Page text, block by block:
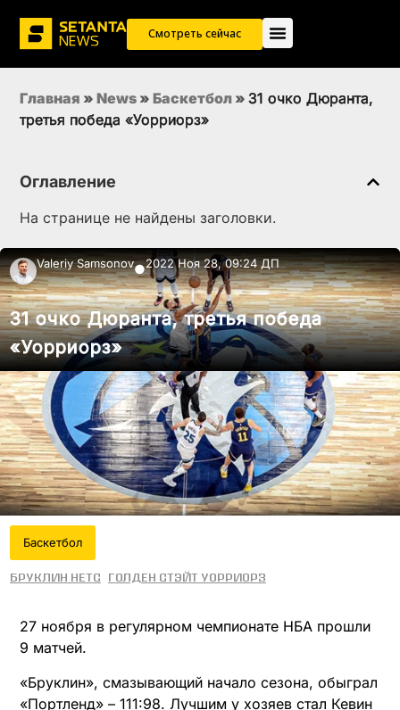
Смотреть сейчас
Главная » News » Баскетбол » 31 очко Дюранта,
третья победа «Уорриорз»
Оглавление
На странице не найдены заголовки.
Valeriy Samsonov●2022 Ноя 28, 09:24 ДП
31 очко Дюранта, третья победа
«Уорриорз»
Баскетбол
Бруклин Нетс Голден Стэйт Уорриорз
27 ноября в регулярном чемпионате НБА прошли
9 матчей.
«Бруклин», смазывающий начало сезона, обыграл
«Портленд» – 111:98. Лучшим у хозяев стал Кевин